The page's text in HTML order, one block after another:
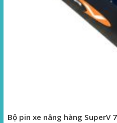
Bộ pin xe nâng hàng SuperV